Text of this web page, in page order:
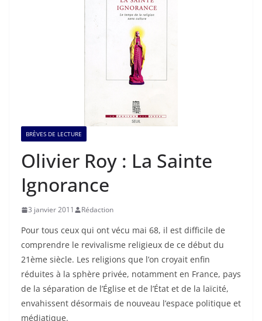
BRÈVES DE LECTURE
Olivier Roy : La Sainte
Ignorance
3 janvier 2011 Rédaction
Pour tous ceux qui ont vécu mai 68, il est difficile de
comprendre le revivalisme religieux de ce début du
21ème siècle. Les religions que l’on croyait enfin
réduites à la sphère privée, notamment en France, pays
de la séparation de l’Église et de l’État et de la laïcité,
envahissent désormais de nouveau l’espace politique et
médiatique.